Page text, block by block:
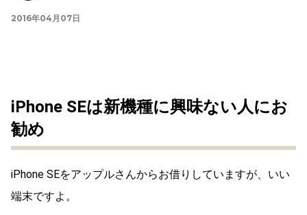
2016年04月07日
iPhone SEは新機種に興味ない人にお
勧め
iPhone SEをアップルさんからお借りしていますが、いい
端末ですよ。